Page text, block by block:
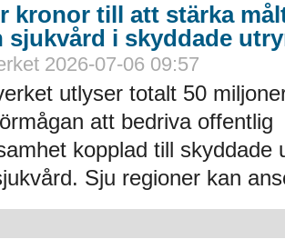
kronor till att stärka
sjukvård i skyddade
2026-07-06 09:57
utlyser totalt 50
att bedriva offentlig
kopplad till skyddade
Sju regioner kan